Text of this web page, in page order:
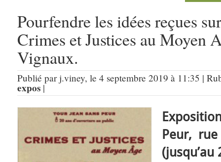
Pourfendre les idées reçues
Crimes et Justices au Moyen
Vignaux.
Publié par j.viney, le 4 septembre 2019 à 11:35 |
expos |
Peur,
(jusqu’au